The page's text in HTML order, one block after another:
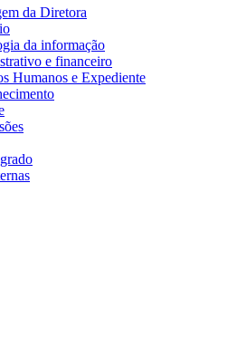
da Diretora
da informação
e financeiro
Humanos e Expediente